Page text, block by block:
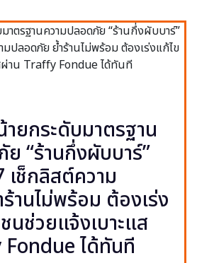
ยกระดับมาตรฐาน
“ร้านกึ่งผับบาร์”
เช็กลิสต์ความ
านไม่พร้อม ต้องเร่ง
นช่วยแจ้งเบาะแส
ได้ทันที